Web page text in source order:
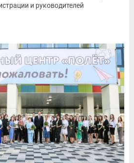
и руководителей